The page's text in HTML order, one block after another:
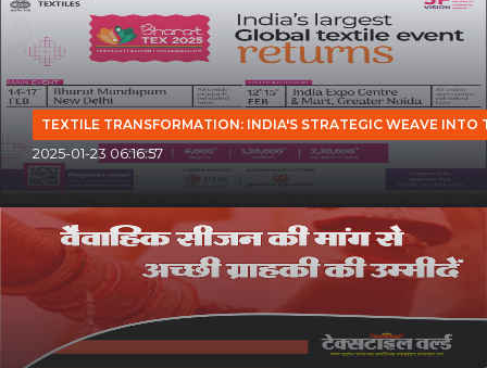
TEXTILE TRANSFORMATION: INDIA'S STRATEGIC WEAVE INTO
2025-01-23 06:16:57